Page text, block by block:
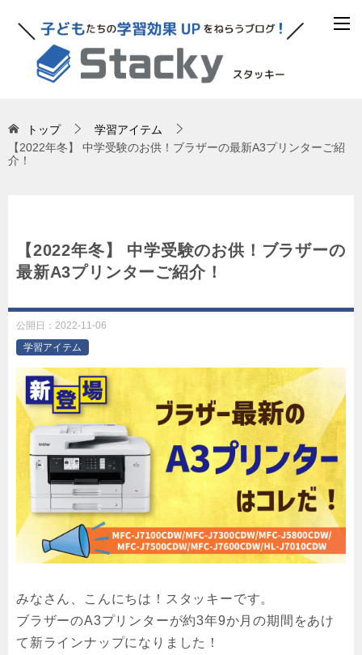
トップ
学習アイテム
【2022年冬】 中学受験のお供！ブラザーの最新A3プリンターご紹
介！
【2022年冬】 中学受験のお供！ブラザーの
最新A3プリンターご紹介！
公開日： 2022-11-06
学習アイテム
みなさん、こんにちは！スタッキーです。
ブラザーのA3プリンターが約3年9か月の期間をあけ
て新ラインナップになりました！